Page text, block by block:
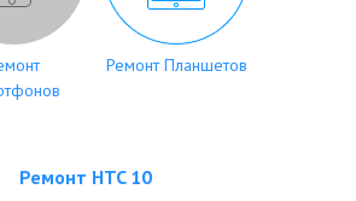
Ремонт Планшетов
Ремонт HTC 10